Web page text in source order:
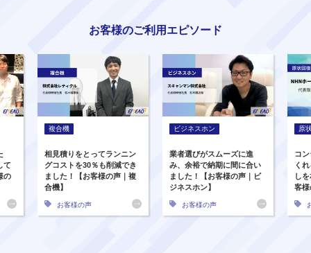
お客様のご利用エピソード
て
の
複合機
相見積りをとってランニン
グコストを30％も削減でき
ました！【お客様の声｜複
合機】
お客様の声
ビジネスホン
業者選びがスムーズに進
み、余裕で納期に間に合い
ました！【お客様の声｜ビ
ジネスホン】
お客様の声
原
コ
く
し
客